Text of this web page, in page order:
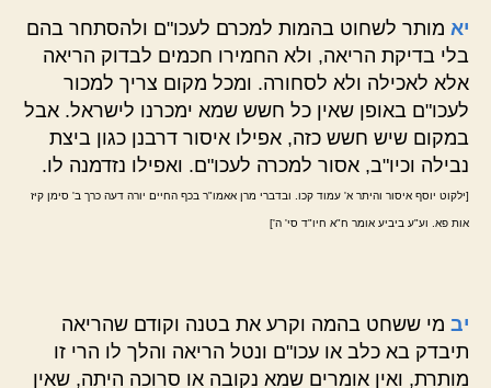
יא מותר לשחוט בהמות למכרם לעכו"ם ולהסתחר בהם
בלי בדיקת הריאה, ולא החמירו חכמים לבדוק הריאה
אלא לאכילה ולא לסחורה. ומכל מקום צריך למכור
לעכו"ם באופן שאין כל חשש שמא ימכרנו לישראל. אבל
במקום שיש חשש כזה, אפילו איסור דרבנן כגון ביצת
נבילה וכיו"ב, אסור למכרה לעכו"ם. ואפילו נזדמנה לו.
[ילקוט יוסף איסור והיתר א' עמוד קכו. ובדברי מרן אאמו"ר בכף החיים יורה דעה כרך ב' סימן קיז
אות פא. וע"ע ביביע אומר ח"א חיו"ד סי' ה']
יב מי ששחט בהמה וקרע את בטנה וקודם שהריאה
תיבדק בא כלב או עכו"ם ונטל הריאה והלך לו הרי זו
מותרת, ואין אומרים שמא נקובה או סרוכה היתה, שאין